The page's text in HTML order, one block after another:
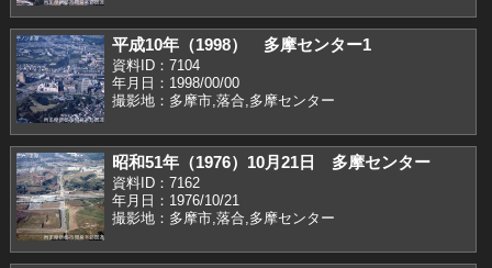
平成10年（1998） 多摩センター1
資料ID：7104
年月日：1998/00/00
撮影地：多摩市,落合,多摩センター
昭和51年（1976）10月21日 多摩センター
資料ID：7162
年月日：1976/10/21
撮影地：多摩市,落合,多摩センター